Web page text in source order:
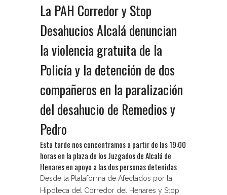
La PAH Corredor y Stop
Desahucios Alcalá denuncian
la violencia gratuita de la
Policía y la detención de dos
compañeros en la paralización
del desahucio de Remedios y
Pedro
Esta tarde nos concentramos a partir de las 19:00
horas en la plaza de los Juzgados de Alcalá de
Henares en apoyo a las dos personas detenidas
Desde la Plataforma de Afectados por la
Hipoteca del Corredor del Henares y Stop